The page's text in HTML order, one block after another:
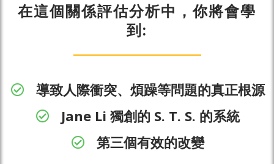
在這個關係評估分析中，你將會學
到:
導致人際衝突、煩躁等問題的真正根源
Jane Li 獨創的 S. T. S. 的系統
​​第三個有效的改變